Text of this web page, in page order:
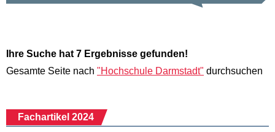
Ihre Suche hat 7 Ergebnisse gefunden!
Gesamte Seite nach "Hochschule Darmstadt" durchsuchen
Fachartikel 2024